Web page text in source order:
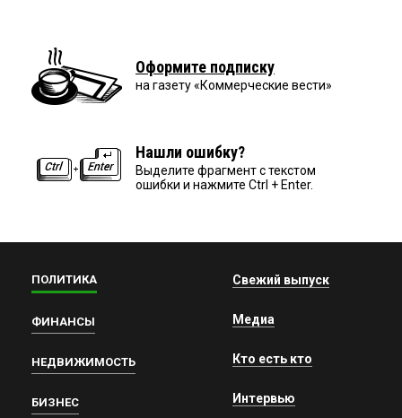
Оформите подписку
на газету «Коммерческие вести»
Нашли ошибку?
Выделите фрагмент с текстом
ошибки и нажмите Ctrl + Enter.
ПОЛИТИКА
ФИНАНСЫ
НЕДВИЖИМОСТЬ
БИЗНЕС
Свежий выпуск
Медиа
Кто есть кто
Интервью